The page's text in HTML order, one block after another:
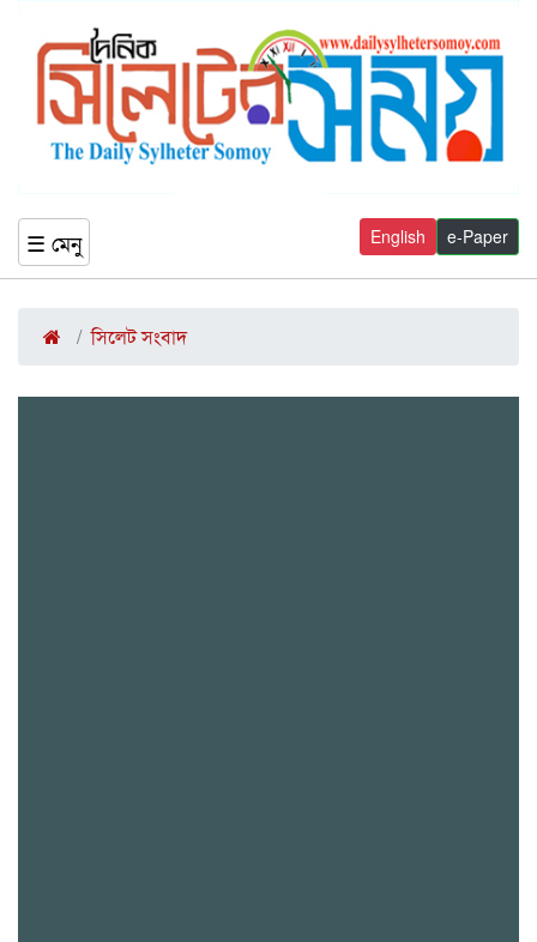
☰ মেনু e-Paper
English
সিলেট সংবাদ